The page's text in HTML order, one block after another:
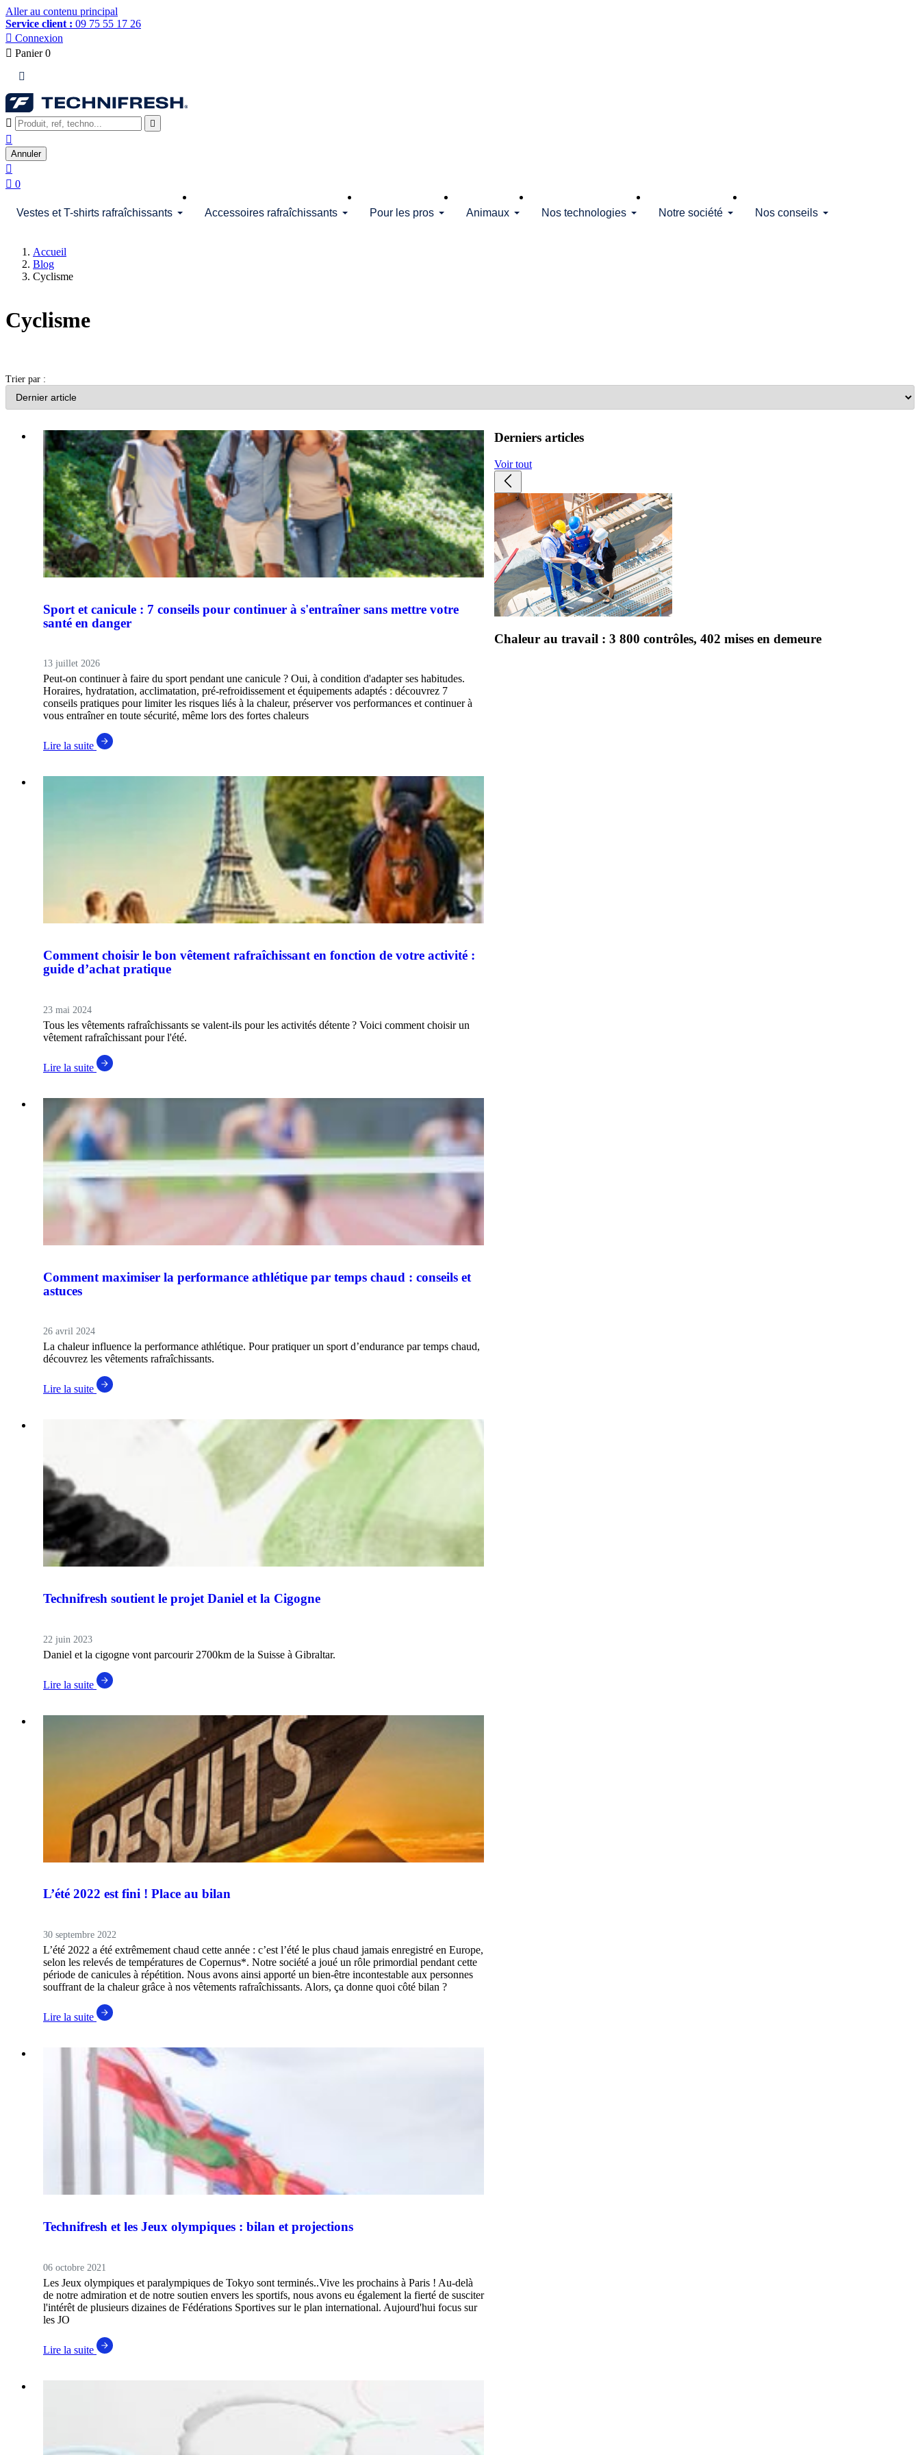
Aller au contenu principal
Service client : 09 75 55 17 26
 Connexion
 Panier 0

 

Annuler

 0
Vestes et T-shirts rafraîchissants Accessoires rafraîchissants Pour les pros Animaux Nos technologies Notre société Nos conseils
Accueil
Blog
Cyclisme
Cyclisme
Trier par :
Sport et canicule : 7 conseils pour continuer à s'entraîner sans mettre votre
santé en danger
13 juillet 2026
Peut-on continuer à faire du sport pendant une canicule ? Oui, à condition d'adapter ses habitudes.
Horaires, hydratation, acclimatation, pré-refroidissement et équipements adaptés : découvrez 7
conseils pratiques pour limiter les risques liés à la chaleur, préserver vos performances et continuer à
vous entraîner en toute sécurité, même lors des fortes chaleurs
Lire la suite
Comment choisir le bon vêtement rafraîchissant en fonction de votre activité :
guide d’achat pratique
23 mai 2024
Tous les vêtements rafraîchissants se valent-ils pour les activités détente ? Voici comment choisir un
vêtement rafraîchissant pour l'été.
Lire la suite
Comment maximiser la performance athlétique par temps chaud : conseils et
astuces
26 avril 2024
La chaleur influence la performance athlétique. Pour pratiquer un sport d’endurance par temps chaud,
découvrez les vêtements rafraîchissants.
Lire la suite
Technifresh soutient le projet Daniel et la Cigogne
22 juin 2023
Daniel et la cigogne vont parcourir 2700km de la Suisse à Gibraltar.
Lire la suite
L’été 2022 est fini ! Place au bilan
30 septembre 2022
L’été 2022 a été extrêmement chaud cette année : c’est l’été le plus chaud jamais enregistré en Europe,
selon les relevés de températures de Copernus*. Notre société a joué un rôle primordial pendant cette
période de canicules à répétition. Nous avons ainsi apporté un bien-être incontestable aux personnes
souffrant de la chaleur grâce à nos vêtements rafraîchissants. Alors, ça donne quoi côté bilan ?
Lire la suite
Technifresh et les Jeux olympiques : bilan et projections
06 octobre 2021
Les Jeux olympiques et paralympiques de Tokyo sont terminés..Vive les prochains à Paris ! Au-delà
de notre admiration et de notre soutien envers les sportifs, nous avons eu également la fierté de susciter
l'intérêt de plusieurs dizaines de Fédérations Sportives sur le plan international. Aujourd'hui focus sur
les JO
Lire la suite
Derniers articles
Voir tout
Chaleur au travail : 3 800 contrôles, 402 mises en demeure